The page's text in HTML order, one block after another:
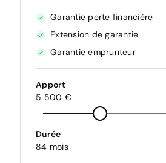
Garantie perte financière
Extension de garantie
Garantie emprunteur
Apport
5 500 €
Durée
84 mois